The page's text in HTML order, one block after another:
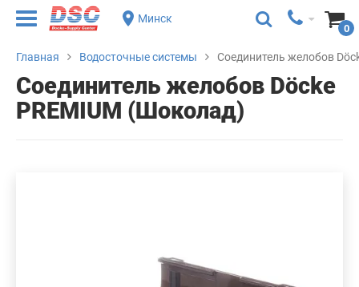
Минск
0
Главная Водосточные системы Соединитель желобов
Соединитель желобов Döcke
PREMIUM (Шоколад)